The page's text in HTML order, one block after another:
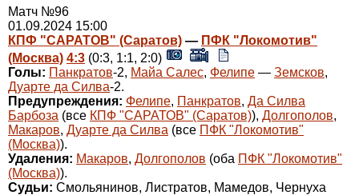
Матч №96
01.09.2024 15:00
КПФ "САРАТОВ" (Саратов) — ПФК "Локомотив"
(Москва) 4:3 (0:3, 1:1, 2:0)
Голы: Панкратов-2, Майа Салес, Фелипе — Земсков,
Дуарте да Силва-2.
Предупреждения: Фелипе, Панкратов, Да Силва
Барбоза (все КПФ "САРАТОВ" (Саратов)), Долгополов,
Макаров, Дуарте да Силва (все ПФК "Локомотив"
(Москва)).
Удаления: Макаров, Долгополов (оба ПФК "Локомотив"
(Москва)).
Судьи: Смольянинов, Листратов, Мамедов, Чернуха